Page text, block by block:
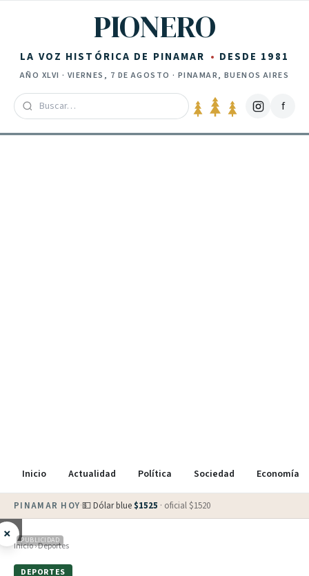
PIONERO
LA VOZ HISTÓRICA DE PINAMAR DESDE 1981
AÑO XLVI · VIERNES, 7 DE AGOSTO · PINAMAR, BUENOS AIRES
f
Inicio Actualidad Política Sociedad Economía
PINAMAR HOY·💵 Dólar blue $1525 · oficial $1520
× PUBLICIDAD
Inicio›Deportes
DEPORTES